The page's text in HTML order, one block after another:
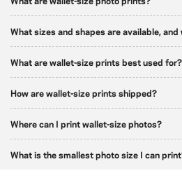
What sizes and shapes are available,
What are wallet-size prints best used for?
How are wallet-size prints shipped?
Where can I print wallet-size photos?
What is the smallest photo size I can